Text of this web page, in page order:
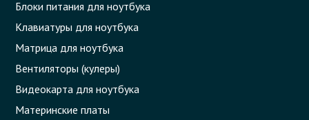
Блоки питания для ноутбука
Клавиатуры для ноутбука
Матрица для ноутбука
Вентиляторы (кулеры)
Видеокарта для ноутбука
Материнские платы